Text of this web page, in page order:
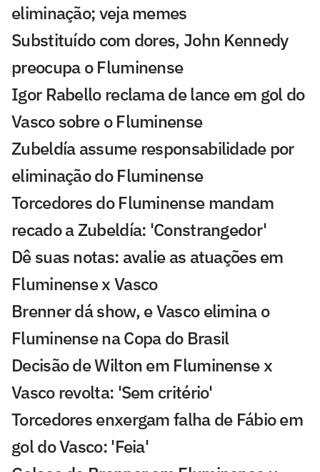
eliminação; veja memes
Substituído com dores, John Kennedy
preocupa o Fluminense
Igor Rabello reclama de lance em gol do
Vasco sobre o Fluminense
Zubeldía assume responsabilidade por
eliminação do Fluminense
Torcedores do Fluminense mandam
recado a Zubeldía: 'Constrangedor'
Dê suas notas: avalie as atuações em
Fluminense x Vasco
Brenner dá show, e Vasco elimina o
Fluminense na Copa do Brasil
Decisão de Wilton em Fluminense x
Vasco revolta: 'Sem critério'
Torcedores enxergam falha de Fábio em
gol do Vasco: 'Feia'